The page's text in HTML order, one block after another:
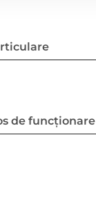
de funcționare